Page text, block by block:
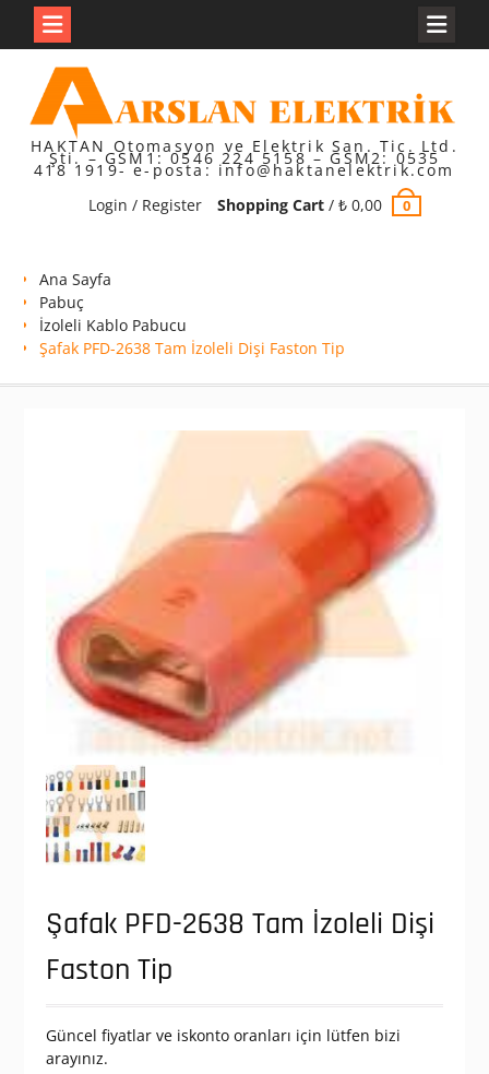
content
HAKTAN Otomasyon ve Elektrik San. Tic. Ltd.
Şti. – GSM1: 0546 224 5158 – GSM2: 0535
418 1919- e-posta: info@haktanelektrik.com
Login / Register
Shopping Cart/ ₺0,00 0
Ana Sayfa
Pabuç
İzoleli Kablo Pabucu
Şafak PFD-2638 Tam İzoleli Dişi Faston Tip
Şafak PFD-2638 Tam İzoleli Dişi
Faston Tip
Güncel fiyatlar ve iskonto oranları için lütfen bizi
arayınız.